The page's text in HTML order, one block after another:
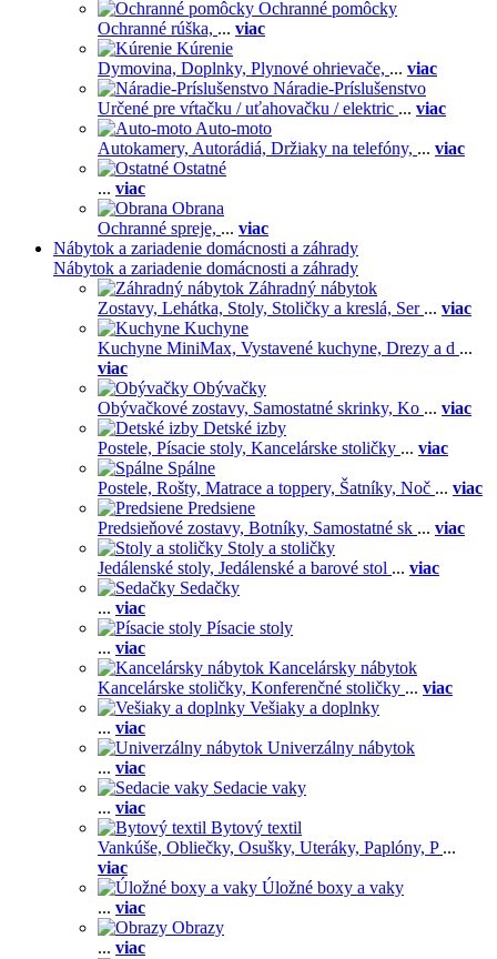
Ochranné pomôcky
Ochranné rúška, ... viac
Kúrenie
Dymovina, Doplnky, Plynové ohrievače, ... viac
Náradie-Príslušenstvo
Určené pre vŕtačku / uťahovačku / elektric ... viac
Auto-moto
Autokamery, Autorádiá, Držiaky na telefóny, ... viac
Ostatné
... viac
Obrana
Ochranné spreje, ... viac
Nábytok a zariadenie domácnosti a záhrady
Nábytok a zariadenie domácnosti a záhrady
Záhradný nábytok
Zostavy, Lehátka, Stoly, Stoličky a kreslá, Ser ... viac
Kuchyne
Kuchyne MiniMax, Vystavené kuchyne, Drezy a d ...
viac
Obývačky
Obývačkové zostavy, Samostatné skrinky, Ko ... viac
Detské izby
Postele, Písacie stoly, Kancelárske stoličky ... viac
Spálne
Postele, Rošty, Matrace a toppery, Šatníky, Noč ... viac
Predsiene
Predsieňové zostavy, Botníky, Samostatné sk ... viac
Stoly a stoličky
Jedálenské stoly, Jedálenské a barové stol ... viac
Sedačky
... viac
Písacie stoly
... viac
Kancelársky nábytok
Kancelárske stoličky, Konferenčné stoličky ... viac
Vešiaky a doplnky
... viac
Univerzálny nábytok
... viac
Sedacie vaky
... viac
Bytový textil
Vankúše, Obliečky, Osušky, Uteráky, Paplóny, P ...
viac
Úložné boxy a vaky
... viac
Obrazy
... viac